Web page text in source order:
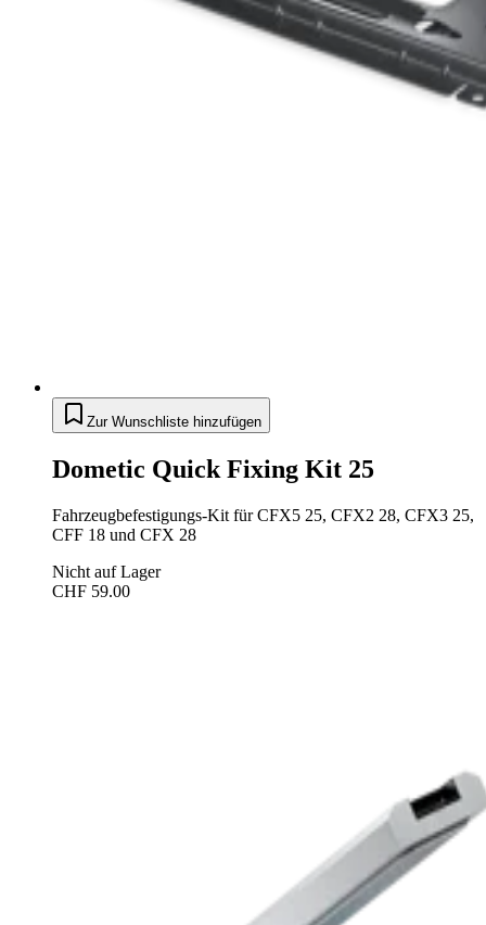
Zur Wunschliste hinzufügen
Dometic Quick Fixing Kit 25
Fahrzeugbefestigungs-Kit für CFX5 25, CFX2 28, CFX3 25,
CFF 18 und CFX 28
Nicht auf Lager
CHF 59.00